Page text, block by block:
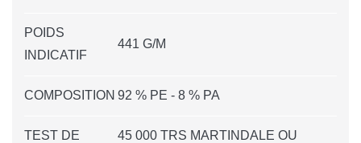
POIDS
INDICATIF
441 G/M
COMPOSITION 92 % PE - 8 % PA
TEST DE
45 000 TRS MARTINDALE OU